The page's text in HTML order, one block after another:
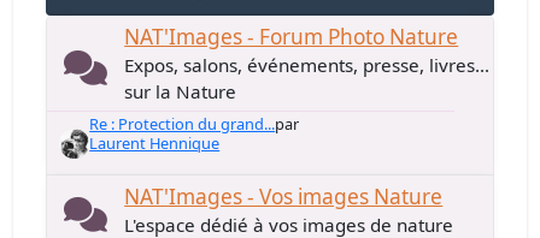
NAT'Images - Forum Photo Nature
Expos, salons, événements, presse, livres...
sur la Nature
Re : Protection du grand...par
Laurent Hennique
NAT'Images - Vos images Nature
L'espace dédié à vos images de nature